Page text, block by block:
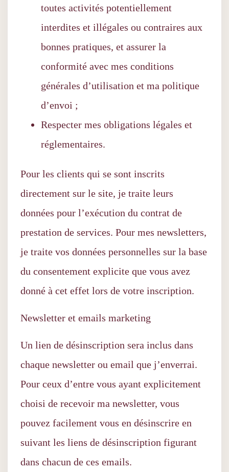
toutes activités potentiellement
interdites et illégales ou contraires aux
bonnes pratiques, et assurer la
conformité avec mes conditions
générales d’utilisation et ma politique
d’envoi ;
Respecter mes obligations légales et
réglementaires.
Pour les clients qui se sont inscrits
directement sur le site, je traite leurs
données pour l’exécution du contrat de
prestation de services. Pour mes newsletters,
je traite vos données personnelles sur la base
du consentement explicite que vous avez
donné à cet effet lors de votre inscription.
Newsletter et emails marketing
Un lien de désinscription sera inclus dans
chaque newsletter ou email que j’enverrai.
Pour ceux d’entre vous ayant explicitement
choisi de recevoir ma newsletter, vous
pouvez facilement vous en désinscrire en
suivant les liens de désinscription figurant
dans chacun de ces emails.